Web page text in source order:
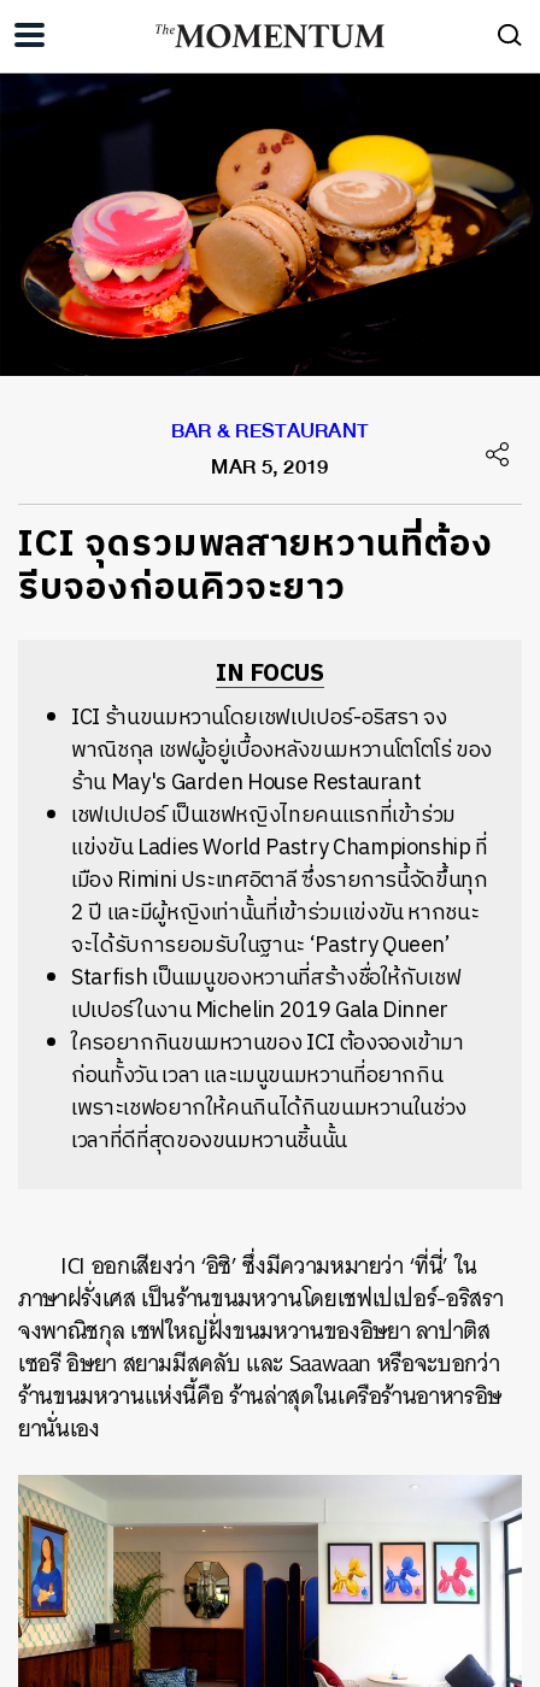
BAR & RESTAURANT
MAR 5, 2019
ICI จุดรวมพลสายหวานที่ต้อง
รีบจองก่อนคิวจะยาว
IN FOCUS
ICI ร้านขนมหวานโดยเชฟเปเปอร์-อริสรา จง
พาณิชกุล เชฟผู้อยู่เบื้องหลังขนมหวานโตโตโร่ ของ
ร้าน May's Garden House Restaurant
เชฟเปเปอร์ เป็นเชฟหญิงไทยคนแรกที่เข้าร่วม
แข่งขันLadies World Pastry Championship ที่
เมือง Rimini ประเทศอิตาลี ซึ่งรายการนี้จัดขึ้นทุก
2 ปี และมีผู้หญิงเท่านั้นที่เข้าร่วมแข่งขัน หากชนะ
จะได้รับการยอมรับในฐานะ ‘Pastry Queen’
Starfish เป็นเมนูของหวานที่สร้างชื่อให้กับเชฟ
เปเปอร์ในงาน Michelin 2019 Gala Dinner
ใครอยากกินขนมหวานของ ICI ต้องจองเข้ามา
ก่อนทั้งวัน เวลา และเมนูขนมหวานที่อยากกิน
เพราะเชฟอยากให้คนกินได้กินขนมหวานในช่วง
เวลาที่ดีที่สุดของขนมหวานชิ้นนั้น
ICI ออกเสียงว่า ‘อิซิ’ ซึ่งมีความหมายว่า ‘ที่นี่’ ใน
ภาษาฝรั่งเศส เป็นร้านขนมหวานโดยเชฟเปเปอร์-อริสรา
จงพาณิชกุลเชฟใหญ่ฝั่งขนมหวานของอิษยา ลาปาติส
เซอรี อิษยา สยามมีสคลับ และ Saawaan หรือจะบอกว่า
ร้านขนมหวานแห่งนี้คือ ร้านล่าสุดในเครือร้านอาหารอิษ
ยานั่นเอง